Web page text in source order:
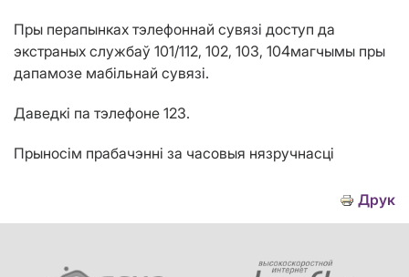
Пры перапынках тэлефоннай сувязі доступ да
экстраных службаў 101/112, 102, 103, 104магчымы пры
дапамозе мабільнай сувязі.
Даведкі па тэлефоне 123.
Прыносім прабачэнні за часовыя нязручнасці
Друк